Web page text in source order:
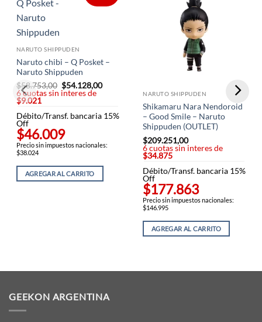
NARUTO SHIPPUDEN
Naruto chibi – Q Posket –
Naruto Shippuden
$58.753,00 El
precio
$58.753,00.
$54.128,00El
$54.128,00.
6 cuotas sin interes de
$9.021
Débito/Transf. bancaria 15%
Off
$46.009
Precio sin impuestos nacionales:
$38.024
AGREGAR AL CARRITO
NARUTO SHIPPUDEN
Shikamaru Nara Nendoroid
– Good Smile – Naruto
Shippuden (OUTLET)
$209.251,00
6 cuotas sin interes de
$34.875
Débito/Transf. bancaria 15%
Off
$177.863
Precio sin impuestos nacionales:
$146.995
AGREGAR AL CARRITO
GEEKON ARGENTINA